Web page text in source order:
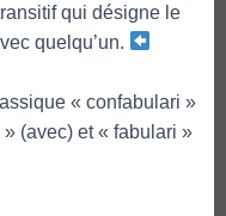
qui désigne le
quelqu’un.
« confabulari »
» (avec) et « fabulari »